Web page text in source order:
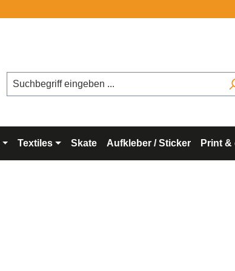
Textiles Skate Aufkleber / Sticker Print &